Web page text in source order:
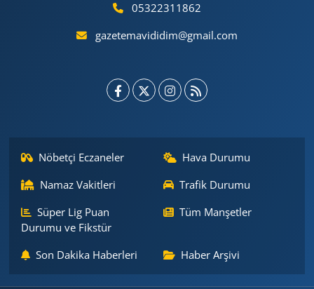
05322311862
gazetemavididim@gmail.com
Nöbetçi Eczaneler
Hava Durumu
Namaz Vakitleri
Trafik Durumu
Süper Lig Puan
Durumu ve Fikstür
Tüm Manşetler
Son Dakika Haberleri Haber Arşivi